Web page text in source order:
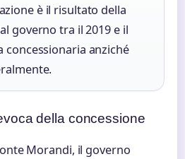
è il risultato della
governo tra il 2019 e il
concessionaria anziché
della concessione
Morandi, il governo